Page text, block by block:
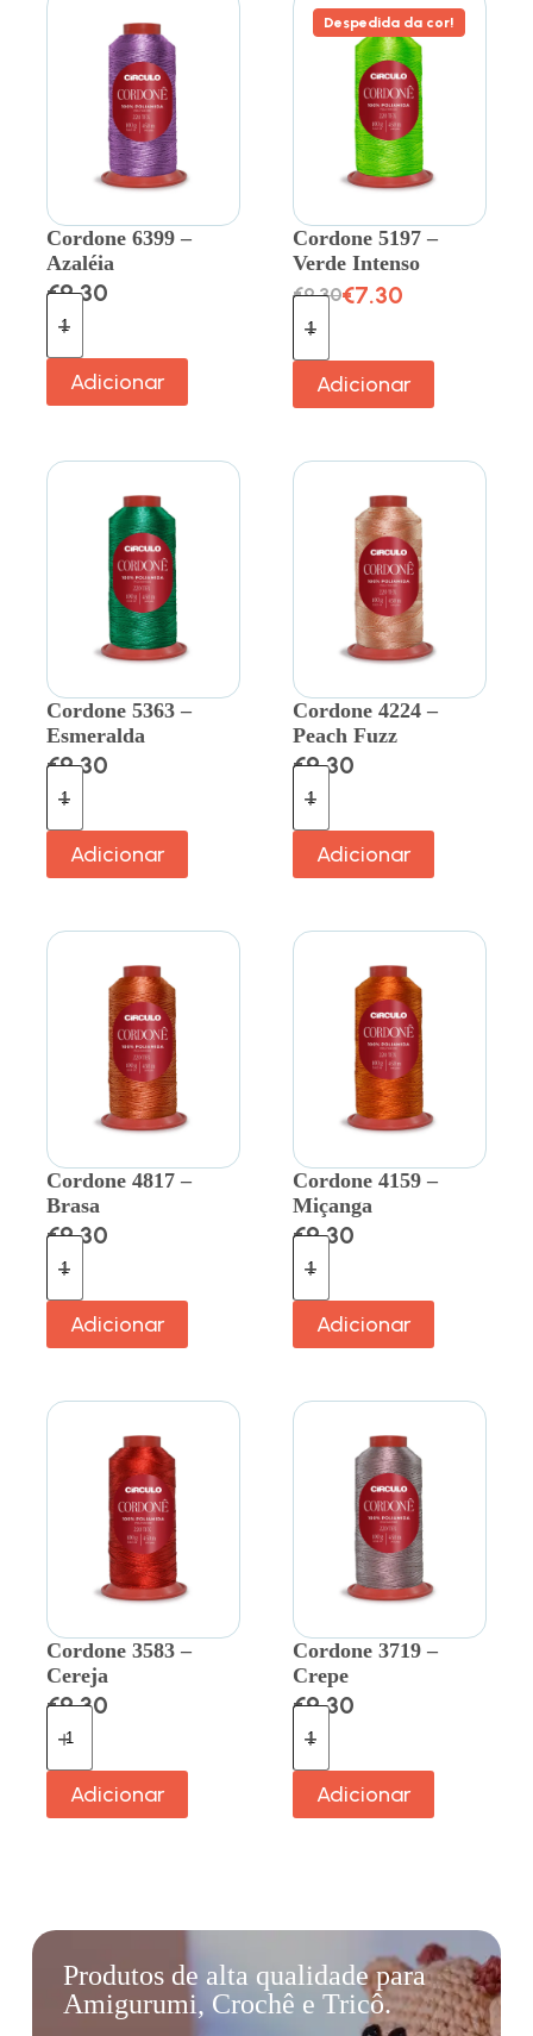
Cordone 6399 –
Azaléia
€9.30
Adicionar
Despedida da cor!
Cordone 5197 –
Verde Intenso
€9.30€7.30
Adicionar
Cordone 5363 –
Esmeralda
€9.30
Adicionar
Cordone 4224 –
Peach Fuzz
€9.30
Adicionar
Cordone 4817 –
Brasa
€9.30
Adicionar
Cordone 4159 –
Miçanga
€9.30
Adicionar
Cordone 3583 –
Cereja
€9.30
Adicionar
Cordone 3719 –
Crepe
€9.30
Adicionar
Produtos de alta qualidade para
Amigurumi, Crochê e Tricô.